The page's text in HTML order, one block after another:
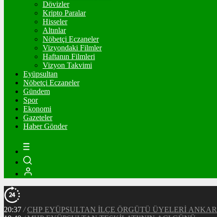
Dövizler
Kripto Paralar
Hisseler
Altınlar
Nöbetçi Eczaneler
Vizyondaki Filmler
Haftanın Filmleri
Vizyon Takvimi
Eyüpsultan
Nöbetçi Eczaneler
Gündem
Spor
Ekonomi
Gazeteler
Haber Gönder
20:37 / CHP EYÜPSULTAN İLÇE ÖRGÜTÜ ÜYELERİ